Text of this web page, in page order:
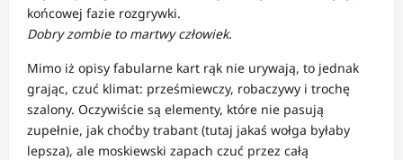
końcowej fazie rozgrywki.
Dobry zombie to martwy człowiek.
Mimo iż opisy fabularne kart rąk nie urywają, to jednak
grając, czuć klimat: prześmiewczy, robaczywy i trochę
szalony. Oczywiście są elementy, które nie pasują
zupełnie, jak choćby trabant (tutaj jakaś wołga byłaby
lepsza), ale moskiewski zapach czuć przez całą